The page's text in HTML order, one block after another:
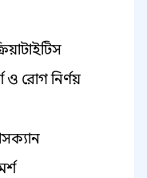
ও রোগ নির্ণয়